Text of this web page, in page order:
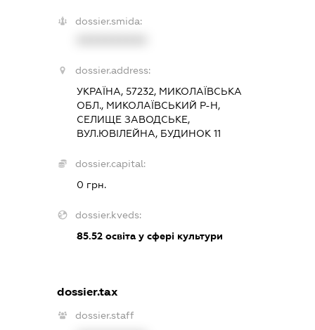
dossier.smida:
dossier.address:
УКРАЇНА, 57232, МИКОЛАЇВСЬКА
ОБЛ., МИКОЛАЇВСЬКИЙ Р-Н,
СЕЛИЩЕ ЗАВОДСЬКЕ,
ВУЛ.ЮВІЛЕЙНА, БУДИНОК 11
dossier.capital:
0 грн.
dossier.kveds:
85.52 освіта у сфері культури
dossier.tax
dossier.staff